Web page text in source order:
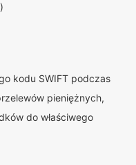
kodu SWIFT podczas
pieniężnych,
do właściwego